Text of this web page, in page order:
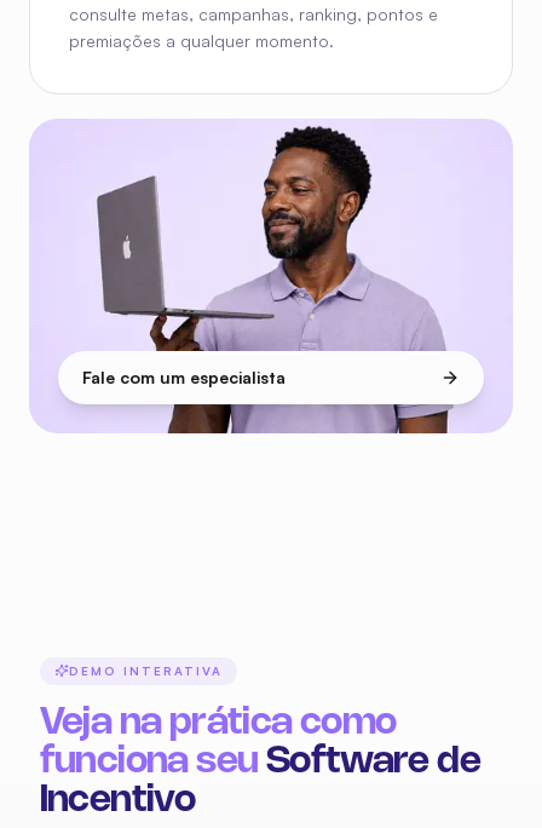
consulte metas, campanhas, ranking, pontos e
premiações a qualquer momento.
Fale com um especialista
DEMO INTERATIVA